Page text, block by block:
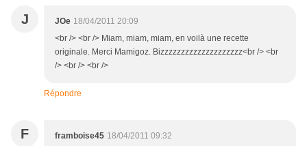
J JOe 18/04/2011 20:09
<br /> <br /> Miam, miam, miam, en voilà une recette
originale. Merci Mamigoz. Bizzzzzzzzzzzzzzzzzzzz<br /> <br
/> <br /> <br />
Répondre
F framboise45 18/04/2011 09:32